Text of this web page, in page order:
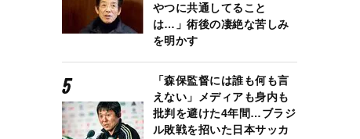
やつに共通してること
は…」術後の凄絶な苦しみ
を明かす
「森保監督には誰も何も言
えない」メディアも身内も
批判を避けた4年間…ブラジ
ル敗戦を招いた日本サッカ